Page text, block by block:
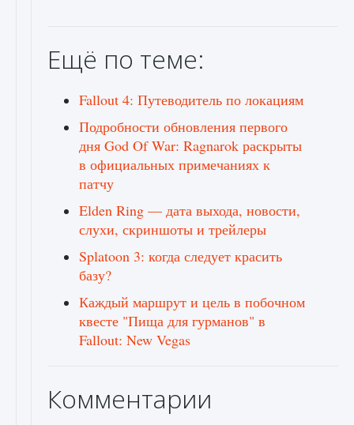
Ещё по теме:
Fallout 4: Путеводитель по локациям
Подробности обновления первого
дня God Of War: Ragnarok раскрыты
в официальных примечаниях к
патчу
Elden Ring — дата выхода, новости,
слухи, скриншоты и трейлеры
Splatoon 3: когда следует красить
базу?
Каждый маршрут и цель в побочном
квесте "Пища для гурманов" в
Fallout: New Vegas
Комментарии